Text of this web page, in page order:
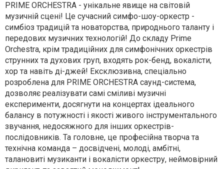
PRIME ORCHESTRA - унікальне явище на світовій
музичній сцені! Це сучасний симфо-шоу-оркестр -
симбіоз традицій та новаторства, природнього таланту і
передових музичних технологій! До складу Prime
Orchestra, крім традиційних для симфонічних оркестрів
струнних та духових груп, входять рок-бенд, вокалісти,
хор та навіть ді-джей! Ексклюзивна, спеціально
розроблена для PRIME ORCHESTRA саунд-система,
дозволяє реалізувати самі сміливі музичні
експерименти, досягнути на концертах ідеального
балансу в потужності і якості живого інструментального
звучання, недосяжного для інших оркестрів-
послідовників. Та головне, це професійна творча та
технічна команда – досвідчені, молоді, амбітні,
талановиті музиканти і вокалісти оркестру, неймовірний